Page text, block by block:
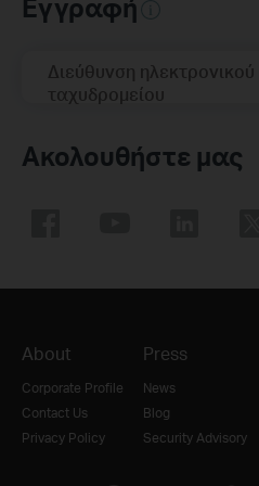
Εγγραφή
Διεύθυνση ηλεκτρονικού
ταχυδρομείου
Ακολουθήστε μας
About
Corporate Profile
Contact Us
Privacy Policy
Press
News
Blog
Security Advisory